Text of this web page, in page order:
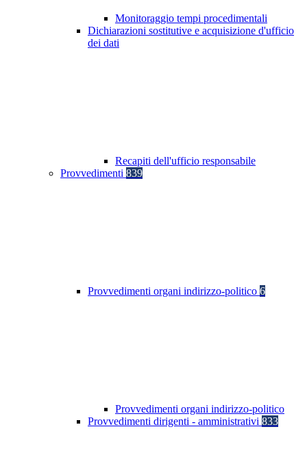
Monitoraggio tempi procedimentali
Dichiarazioni sostitutive e acquisizione d'ufficio
dei dati
Recapiti dell'ufficio responsabile
Provvedimenti 839
Provvedimenti organi indirizzo-politico 6
Provvedimenti organi indirizzo-politico
Provvedimenti dirigenti - amministrativi 833